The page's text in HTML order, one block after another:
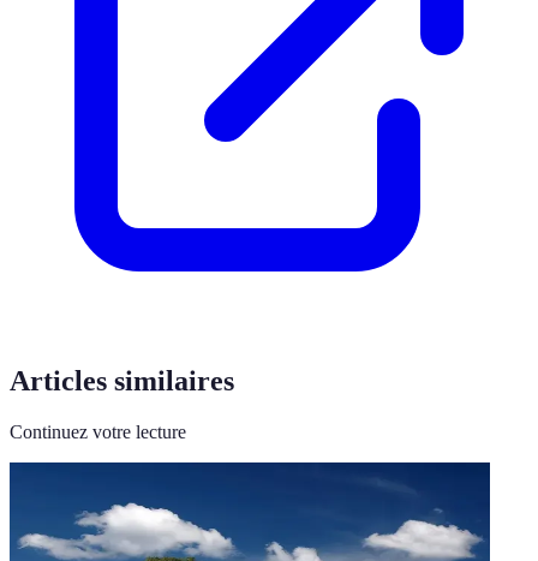
Articles similaires
Continuez votre lecture